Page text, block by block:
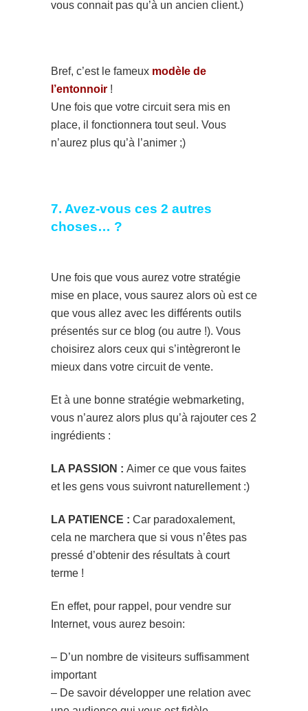
vous connait pas qu’à un ancien client.)
Bref, c’est le fameux modèle de
l’entonnoir !
Une fois que votre circuit sera mis en
place, il fonctionnera tout seul. Vous
n’aurez plus qu’à l’animer ;)
7. Avez-vous ces 2 autres
choses… ?
Une fois que vous aurez votre stratégie
mise en place, vous saurez alors où est ce
que vous allez avec les différents outils
présentés sur ce blog (ou autre !). Vous
choisirez alors ceux qui s’intègreront le
mieux dans votre circuit de vente.
Et à une bonne stratégie webmarketing,
vous n’aurez alors plus qu’à rajouter ces 2
ingrédients :
LA PASSION : Aimer ce que vous faites
et les gens vous suivront naturellement :)
LA PATIENCE : Car paradoxalement,
cela ne marchera que si vous n’êtes pas
pressé d’obtenir des résultats à court
terme !
En effet, pour rappel, pour vendre sur
Internet, vous aurez besoin:
– D’un nombre de visiteurs suffisamment
important
– De savoir développer une relation avec